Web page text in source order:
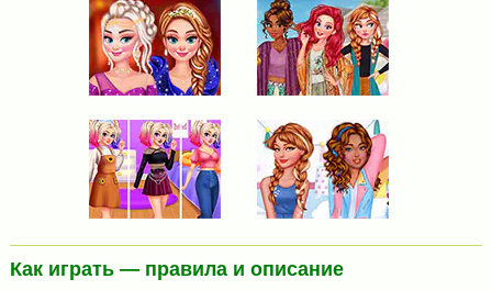
Как играть — правила и описание